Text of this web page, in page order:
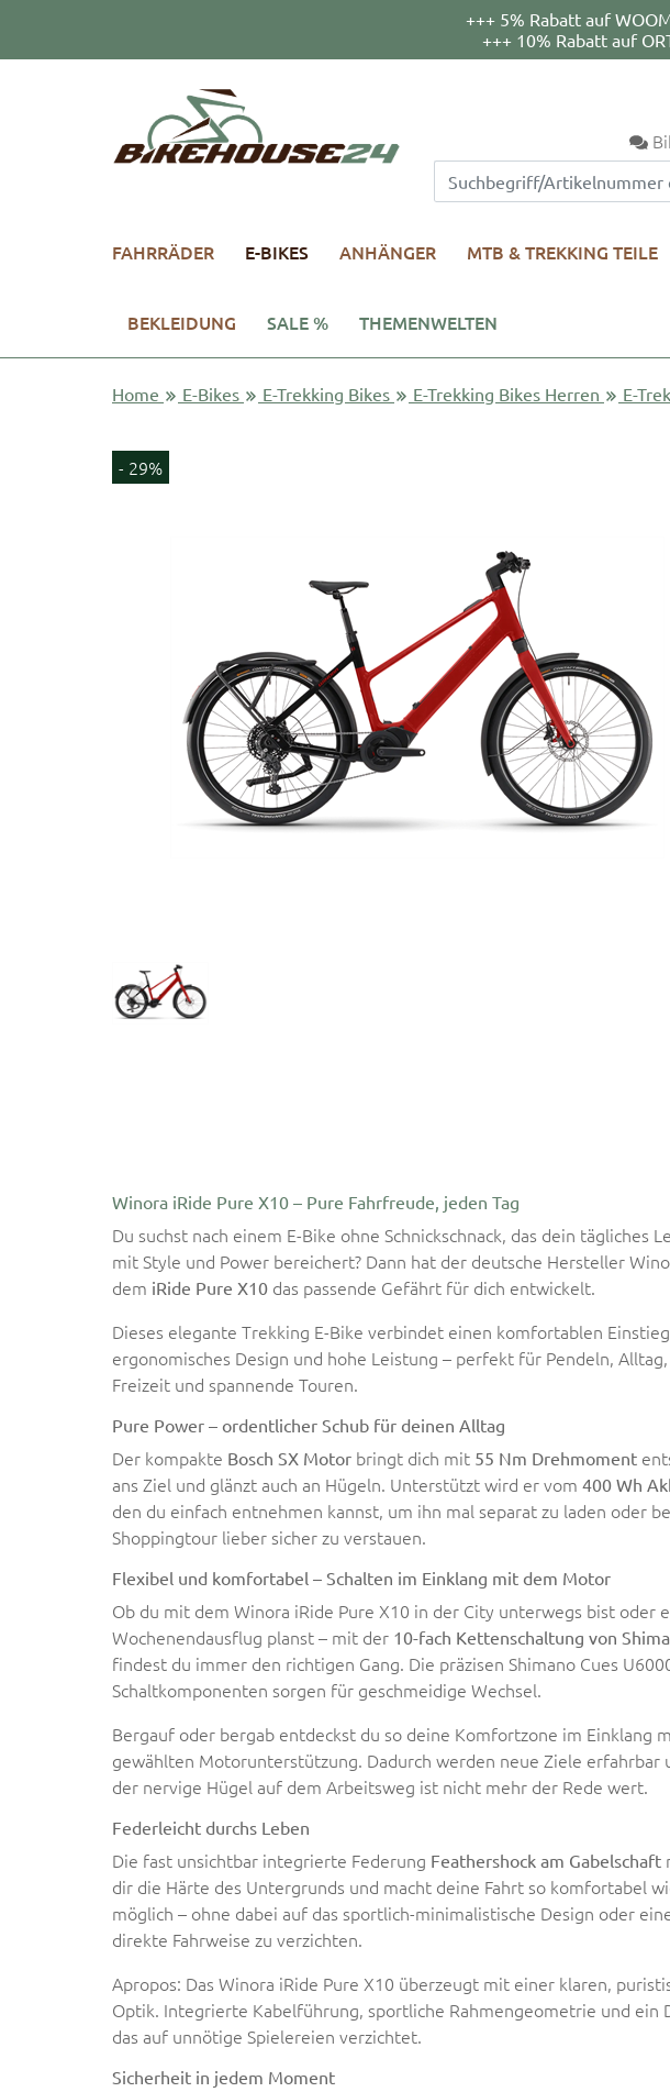
+++ 5% Rabatt auf
+++ 10% Rabatt auf
FAHRRÄDER E-BIKES ANHÄNGER MTB & TREKKING TEILE
BEKLEIDUNG SALE % THEMENWELTEN
Home E-Bikes E-Trekking Bikes E-Trekking Bikes Herren E-
- 29%
Winora iRide Pure X10 – Pure Fahrfreude, jeden Tag
Du suchst nach einem E-Bike ohne Schnickschnack, das dein tägliches
mit Style und Power bereichert? Dann hat der deutsche Hersteller
dem iRide Pure X10 das passende Gefährt für dich entwickelt.
Dieses elegante Trekking E-Bike verbindet einen komfortablen
ergonomisches Design und hohe Leistung – perfekt für Pendeln, Alltag,
Freizeit und spannende Touren.
Pure Power – ordentlicher Schub für deinen Alltag
Der kompakte Bosch SX Motor bringt dich mit 55 Nm Drehmoment
ans Ziel und glänzt auch an Hügeln. Unterstützt wird er vom 400 Wh
den du einfach entnehmen kannst, um ihn mal separat zu laden oder
Shoppingtour lieber sicher zu verstauen.
Flexibel und komfortabel – Schalten im Einklang mit dem Motor
Ob du mit dem Winora iRide Pure X10 in der City unterwegs bist oder
Wochenendausflug planst – mit der 10-fach Kettenschaltung von
findest du immer den richtigen Gang. Die präzisen Shimano Cues
Schaltkomponenten sorgen für geschmeidige Wechsel.
Bergauf oder bergab entdeckst du so deine Komfortzone im Einklang
gewählten Motorunterstützung. Dadurch werden neue Ziele erfahrbar
der nervige Hügel auf dem Arbeitsweg ist nicht mehr der Rede wert.
Federleicht durchs Leben
Die fast unsichtbar integrierte Federung Feathershock am Gabelschaft
dir die Härte des Untergrunds und macht deine Fahrt so komfortabel
möglich – ohne dabei auf das sportlich-minimalistische Design oder
direkte Fahrweise zu verzichten.
Apropos: Das Winora iRide Pure X10 überzeugt mit einer klaren,
Optik. Integrierte Kabelführung, sportliche Rahmengeometrie und ein
das auf unnötige Spielereien verzichtet.
Sicherheit in jedem Moment